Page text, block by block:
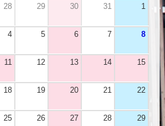
28 29 30 31 1
4 5 6 7 8
11 12 13 14 15
18 19 20 21 22
25 26 27 28 29